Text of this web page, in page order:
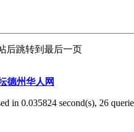
后跳转到最后一页
德州华人网
in 0.035824 second(s), 26